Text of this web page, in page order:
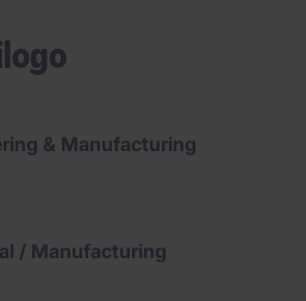
& Manufacturing
/ Manufacturing